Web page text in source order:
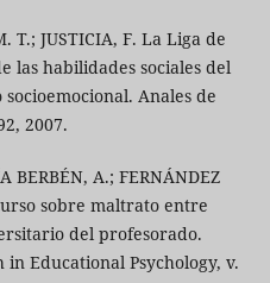
T.; JUSTICIA, F. La Liga de
las habilidades sociales del
Anales de
2007.
BERBÉN, A.; FERNÁNDEZ
sobre maltrato entre
del profesorado.
Educational Psychology, v.